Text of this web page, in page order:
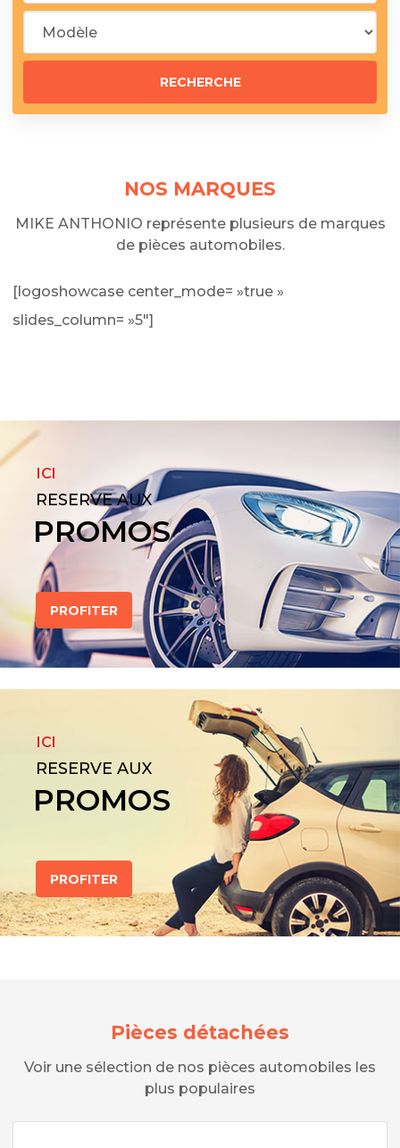
NOS MARQUES
MIKE ANTHONIO représente plusieurs de marques
de pièces automobiles.
[logoshowcase center_mode= »true »
slides_column= »5″]
ICI
RESERVE AUX
PROMOS
PROFITER
ICI
RESERVE AUX
PROMOS
PROFITER
Pièces détachées
Voir une sélection de nos pièces automobiles les
plus populaires